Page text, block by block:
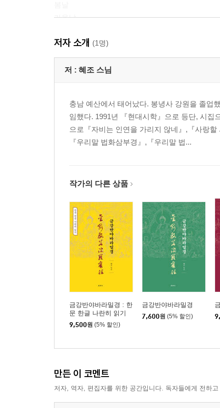
가을날
눈 오시는 날에
사랑과 절망을 위한 서곡
해금을 켜며
아지랑이
2부 바람이 불면
새벽 강가에서
나무는
강아지풀
비 오시는 날 1
무당벌레
날파리를 위한 작은 노래
길을 가며
3부 떠남을 위하여
저자 소개 (1명)
저 : 혜조 스님
충남 예산에서 태어났다. 봉녕사 강원을 졸업
임했다. 1991년 『현대시학』으로 등단, 시
으로『자비는 인연을 가리지 않네』,『사랑
『우리말 법화삼부경』,『우리말 법...
작가의 다른 상품
금강반야바라밀경 : 한
문 한글 나란히 읽기
9,500원 (5% 할인)
금강반야바라밀경
7,600원 (5% 할인)
만든 이 코멘트
저자, 역자, 편집자를 위한 공간입니다. 독자들에게 전하